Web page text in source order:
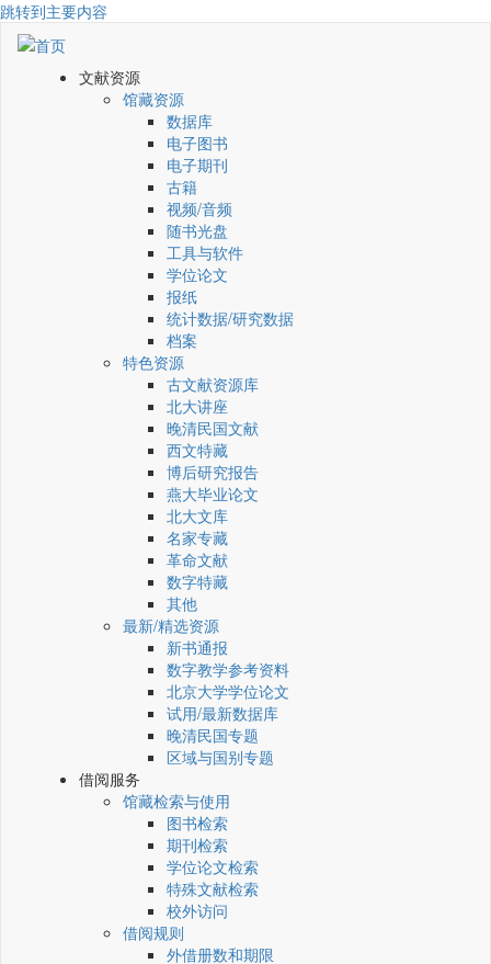
跳转到主要内容
文献资源
馆藏资源
数据库
电子图书
电子期刊
古籍
视频/音频
随书光盘
工具与软件
学位论文
报纸
统计数据/研究数据
档案
特色资源
古文献资源库
北大讲座
晚清民国文献
西文特藏
博后研究报告
燕大毕业论文
北大文库
名家专藏
革命文献
数字特藏
其他
最新/精选资源
新书通报
数字教学参考资料
北京大学学位论文
试用/最新数据库
晚清民国专题
区域与国别专题
借阅服务
馆藏检索与使用
图书检索
期刊检索
学位论文检索
特殊文献检索
校外访问
借阅规则
外借册数和期限